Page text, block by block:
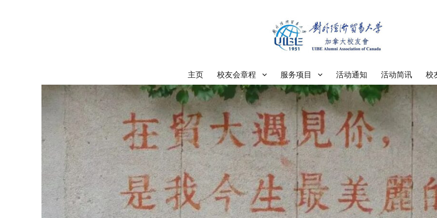
对外经济贸易大学加拿大校友会
主页 校友会章程 服务项目 活动通知 活动简讯 校